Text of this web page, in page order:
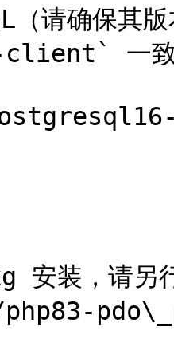
（请确保其
一致
安装，请